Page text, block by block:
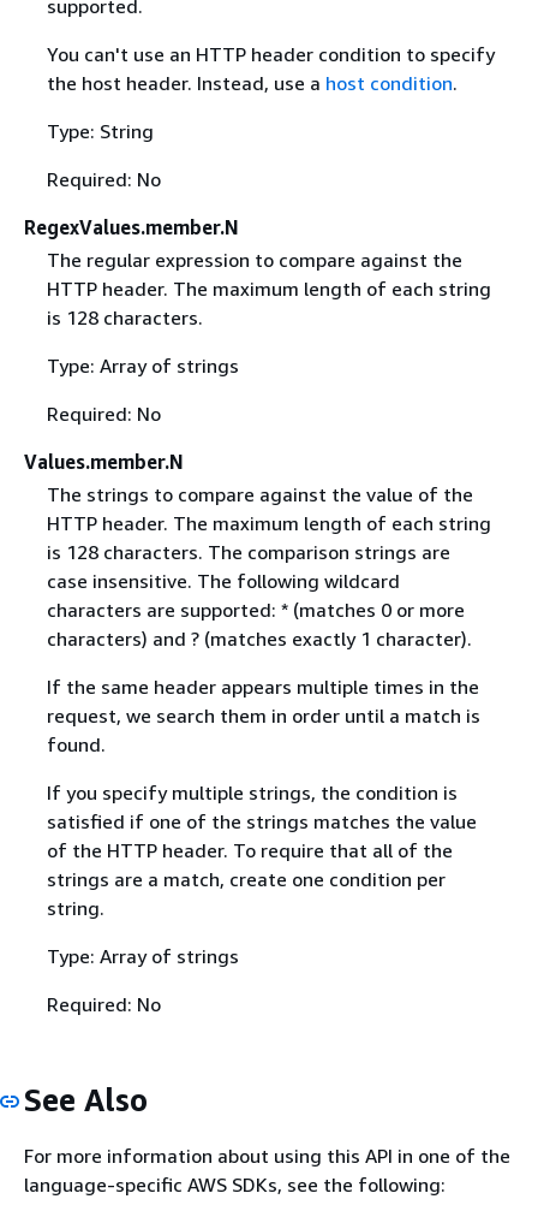
supported.
You can't use an HTTP header condition to specify
the host header. Instead, use a host condition.
Type: String
Required: No
RegexValues.member.N
The regular expression to compare against the
HTTP header. The maximum length of each string
is 128 characters.
Type: Array of strings
Required: No
Values.member.N
The strings to compare against the value of the
HTTP header. The maximum length of each string
is 128 characters. The comparison strings are
case insensitive. The following wildcard
characters are supported: * (matches 0 or more
characters) and ? (matches exactly 1 character).
If the same header appears multiple times in the
request, we search them in order until a match is
found.
If you specify multiple strings, the condition is
satisfied if one of the strings matches the value
of the HTTP header. To require that all of the
strings are a match, create one condition per
string.
Type: Array of strings
Required: No
See Also
For more information about using this API in one of the
language-specific AWS SDKs, see the following: